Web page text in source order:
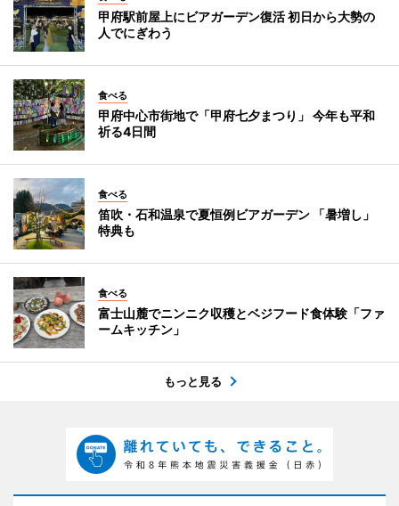
甲府駅前屋上にビアガーデン復活 初日から大勢の
人でにぎわう
食べる
甲府中心市街地で「甲府七夕まつり」 今年も平和
祈る4日間
食べる
笛吹・石和温泉で夏恒例ビアガーデン 「暑増し」
特典も
食べる
富士山麓でニンニク収穫とベジフード食体験「ファ
ームキッチン」
もっと見る